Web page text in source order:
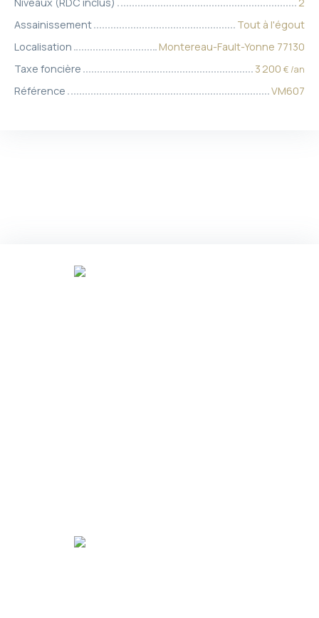
Niveaux (RDC inclus)
2
Assainissement
Tout à l'égout
Localisation
Montereau-Fault-Yonne 77130
Taxe foncière
3 200 € /an
Référence VM607